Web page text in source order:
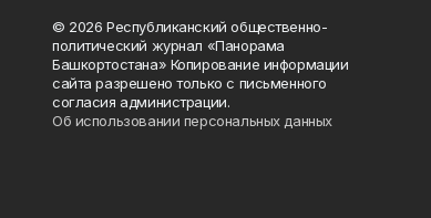
© 2026 Республиканский общественно-
политический журнал «Панорама
Башкортостана» Копирование информации
сайта разрешено только с письменного
согласия администрации.
Об использовании персональных данных